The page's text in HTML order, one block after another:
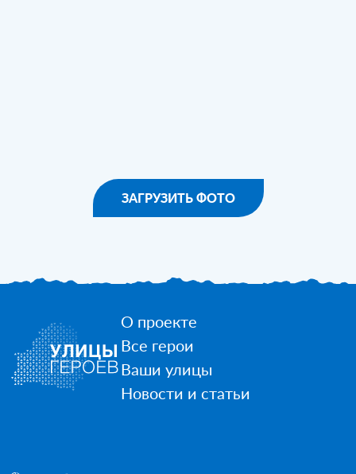
ЗАГРУЗИТЬ ФОТО
О проекте
Все герои
Ваши улицы
Новости и статьи